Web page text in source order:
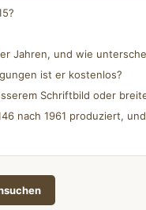
Jahren, und wie
ist er kostenlos?
Schriftbild oder
nach 1961 produziert,